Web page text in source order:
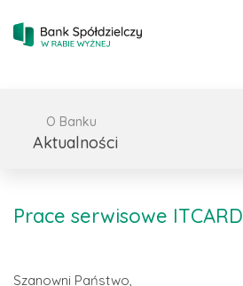
O Banku
Aktualności
Prace serwisowe ITCARD
Szanowni Państwo,